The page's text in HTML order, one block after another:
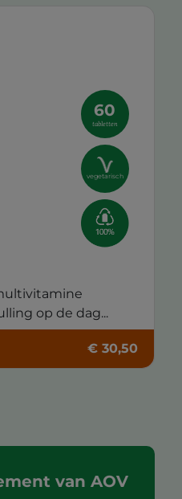
60
tabletten
vegetarisch
op de dag...
€ 30,50
van AOV